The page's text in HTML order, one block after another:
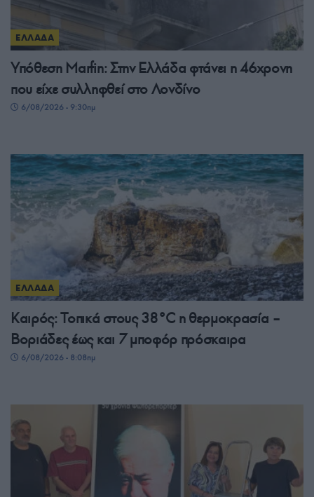
ΕΛΛΑΔΑ
Υπόθεση Μarfin: Στην Ελλάδα φτάνει η 46χρονη
που είχε συλληφθεί στο Λονδίνο
6/08/2026 - 9:30πμ
ΕΛΛΑΔΑ
Καιρός: Τοπικά στους 38°C η θερμοκρασία –
Βοριάδες έως και 7 μποφόρ πρόσκαιρα
6/08/2026 - 8:08πμ